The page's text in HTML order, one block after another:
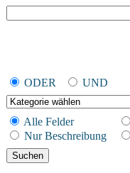
ODER
UND
Alle Felder
Nur Beschreibung